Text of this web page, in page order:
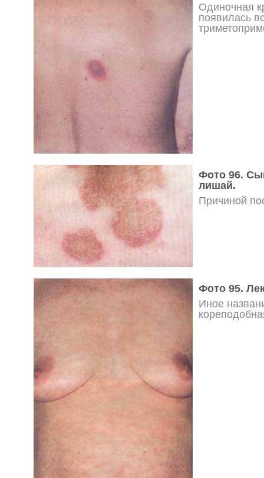
Одиночная
появилась
Фото 96.
лишай.
Причиной
Фото 95.
Иное